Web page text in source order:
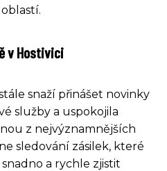
v Hostivici
snaží přinášet novinky
služby a uspokojila
z nejvýznamnějších
sledování zásilek, které
a rychle zjistit